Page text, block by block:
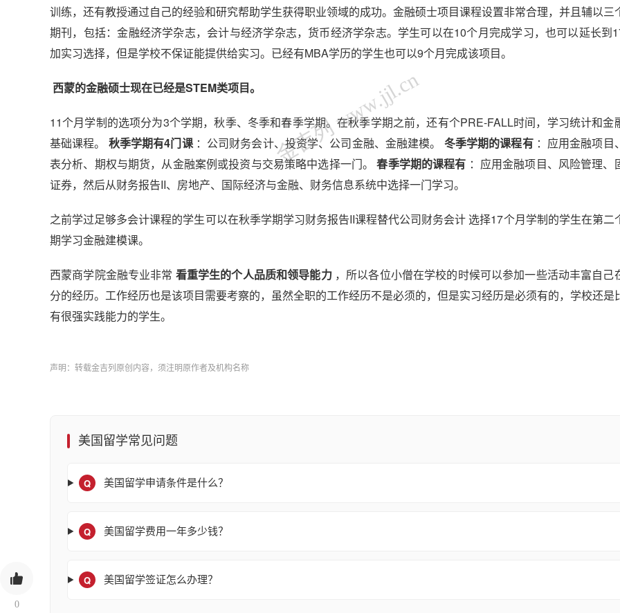
0
训练，还有教授通过自己的经验和研究帮助学生获得职业领域的成功。金融硕士项目课程设置非常合理，并且辅以三
期刊，包括：金融经济学杂志，会计与经济学杂志，货币经济学杂志。学生可以在10个月完成学习，也可以延长到
加实习选择，但是学校不保证能提供给实习。已经有MBA学历的学生也可以9个月完成该项目。
西蒙的金融硕士现在已经是STEM类项目。
11个月学制的选项分为3个学期，秋季、冬季和春季学期。在秋季学期之前，还有个PRE-FALL时间，学习统计和金
基础课程。 秋季学期有4门课：公司财务会计、投资学、公司金融、金融建模。 冬季学期的课程有：应用金融项目
表分析、期权与期货，从金融案例或投资与交易策略中选择一门。春季学期的课程有 ：应用金融项目、风险管理、
证券，然后从财务报告II、房地产、国际经济与金融、财务信息系统中选择一门学习。
之前学过足够多会计课程的学生可以在秋季学期学习财务报告II课程替代公司财务会计 选择17个月学制的学生在第二
期学习金融建模课。
西蒙商学院金融专业非常 看重学生的个人品质和领导能力，所以各位小僧在学校的时候可以参加一些活动丰富自己
分的经历。工作经历也是该项目需要考察的，虽然全职的工作经历不是必须的，但是实习经历是必须有的，学校还是
有很强实践能力的学生。
金吉列 www.jjl.cn
声明：转载金吉列原创内容，须注明原作者及机构名称
美国留学常见问题
Q 美国留学申请条件是什么？
Q 美国留学费用一年多少钱？
Q 美国留学签证怎么办理？